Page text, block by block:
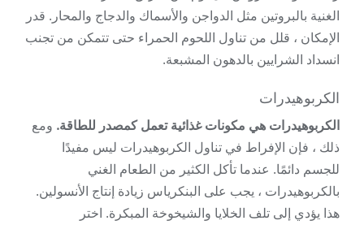
الغنية بالبروتين مثل الدواجن والأسماك والدجاج والمحار. قدر
الإمكان ، قلل من تناول اللحوم الحمراء حتى تتمكن من تجنب
انسداد الشرايين بالدهون المشبعة.
الكربوهيدرات
الكربوهيدرات هي مكونات غذائية تعمل كمصدر للطاقة. ومع
ذلك ، فإن الإفراط في تناول الكربوهيدرات ليس مفيدًا
للجسم دائمًا. عندما تأكل الكثير من الطعام الغني
بالكربوهيدرات ، يجب على البنكرياس زيادة إنتاج الأنسولين.
هذا يؤدي إلى تلف الخلايا والشيخوخة المبكرة. اختر